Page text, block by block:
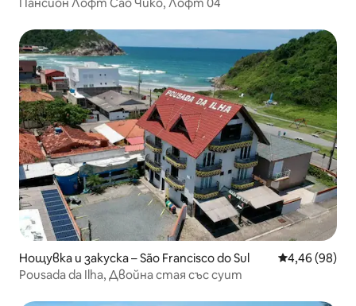
Нощувка и закуска – São Francisco do Sul Средна
4,46 (98)
Pousada da Ilha, Двойна стая със суит